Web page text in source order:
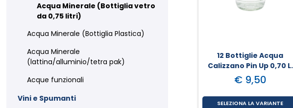
Acqua Minerale (Bottiglia vetro
da 0,75 litri)
Acqua Minerale (Bottiglia Plastica)
Acqua Minerale
(lattina/alluminio/tetra pak)
Acque funzionali
Vini e Spumanti
12 Bottiglie Acqua
Calizzano Pin Up 0,70 L.
Vetro
€ 9,50
SELEZIONA LA VARIANTE